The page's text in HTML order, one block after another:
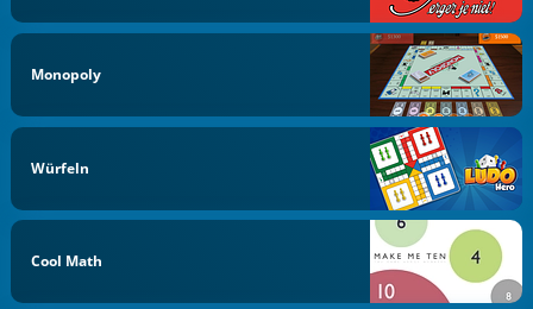
Monopoly
Würfeln
Cool Math